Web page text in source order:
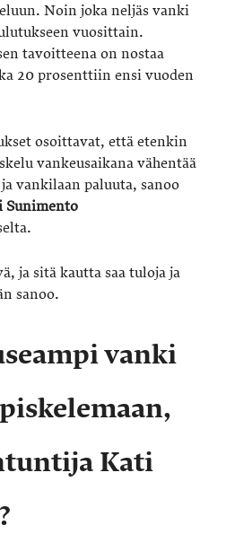
Noin joka neljäs vanki
vuosittain.
tavoitteena on nostaa
20 prosenttiin ensi vuoden
osoittavat, että etenkin
vankeusaikana vähentää
vankilaan paluuta, sanoo
Sunimento
ja sitä kautta saa tuloja ja
sanoo.
vanki
Kati